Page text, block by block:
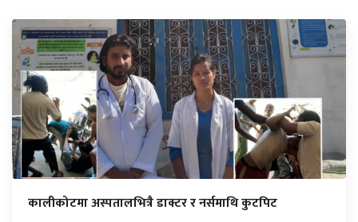
कालीकोटमा अस्पतालभित्रै डाक्टर र नर्समाथि कुटपिट